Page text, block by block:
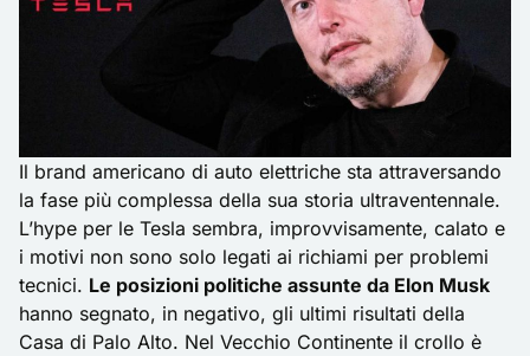
Il brand americano di auto elettriche sta attraversando
la fase più complessa della sua storia ultraventennale.
L’hype per le Tesla sembra, improvvisamente, calato e
i motivi non sono solo legati ai richiami per problemi
tecnici. Le posizioni politiche assunte da Elon Musk
hanno segnato, in negativo, gli ultimi risultati della
Casa di Palo Alto. Nel Vecchio Continente il crollo è